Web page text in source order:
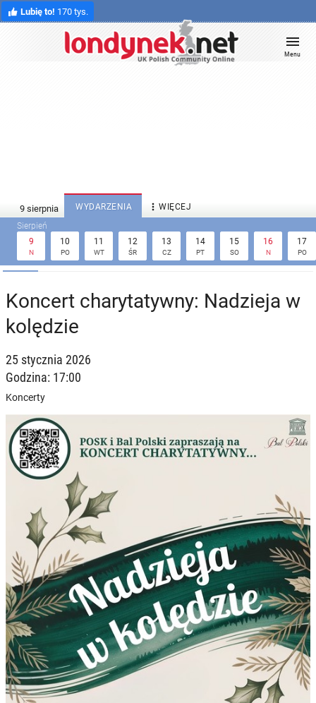
Lubię to! 170 tys.
Menu
WYDARZENIA  WIĘCEJ
9
N
10
PO
11
WT
12
ŚR
13
CZ
14
PT
15
SO
16
N
17
PO
Koncert charytatywny: Nadzieja w
kolędzie
25 stycznia 2026
Godzina: 17:00
Koncerty